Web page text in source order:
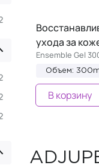
ухода за
Ensemble Gel
Объем:
В корзину